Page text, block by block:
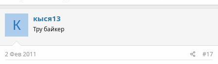
К кыся13
Тру байкер
2 Фев 2011 #17